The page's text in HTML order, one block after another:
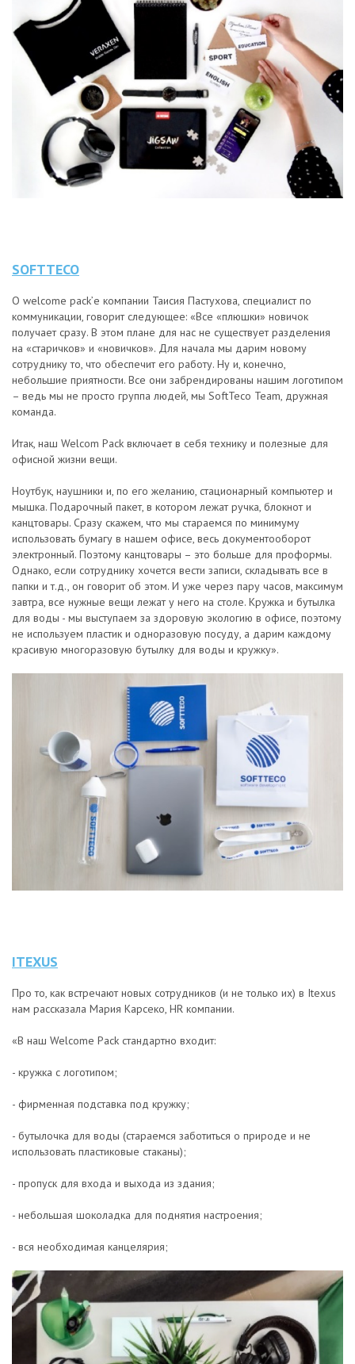
SOFTTECO
О welcome pack’е компании Таисия Пастухова, специалист по
коммуникации, говорит следующее: «Все «плюшки» новичок
получает сразу. В этом плане для нас не существует разделения
на «старичков» и «новичков». Для начала мы дарим новому
сотруднику то, что обеспечит его работу. Ну и, конечно,
небольшие приятности. Все они забрендированы нашим логотипом
– ведь мы не просто группа людей, мы SoftTeco Team, дружная
команда.
Итак, наш Welcom Pack включает в себя технику и полезные для
офисной жизни вещи.
Ноутбук, наушники и, по его желанию, стационарный компьютер и
мышка. Подарочный пакет, в котором лежат ручка, блокнот и
канцтовары. Сразу скажем, что мы стараемся по минимуму
использовать бумагу в нашем офисе, весь документооборот
электронный. Поэтому канцтовары – это больше для проформы.
Однако, если сотруднику хочется вести записи, складывать все в
папки и т.д., он говорит об этом. И уже через пару часов, максимум
завтра, все нужные вещи лежат у него на столе. Кружка и бутылка
для воды - мы выступаем за здоровую экологию в офисе, поэтому
не используем пластик и одноразовую посуду, а дарим каждому
красивую многоразовую бутылку для воды и кружку».
ITEXUS
Про то, как встречают новых сотрудников (и не только их) в Itexus
нам рассказала Мария Карсеко, HR компании.
«В наш Welcome Pack стандартно входит:
- кружка с логотипом;
- фирменная подставка под кружку;
- бутылочка для воды (стараемся заботиться о природе и не
использовать пластиковые стаканы);
- пропуск для входа и выхода из здания;
- небольшая шоколадка для поднятия настроения;
- вся необходимая канцелярия;